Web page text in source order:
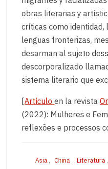
obras literarias y
críticas como identidad,
lenguas fronterizas,
desarman al sujeto
descorporalizado
sistema literario que
[Artículoen la revista
(2022): Mulheres e
reflexões e processos
Asia, China, Literatura,